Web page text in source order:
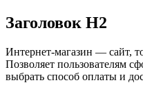
Заголовок H2
Интернет-магазин — сайт,
Позволяет пользователям
выбрать способ оплаты и